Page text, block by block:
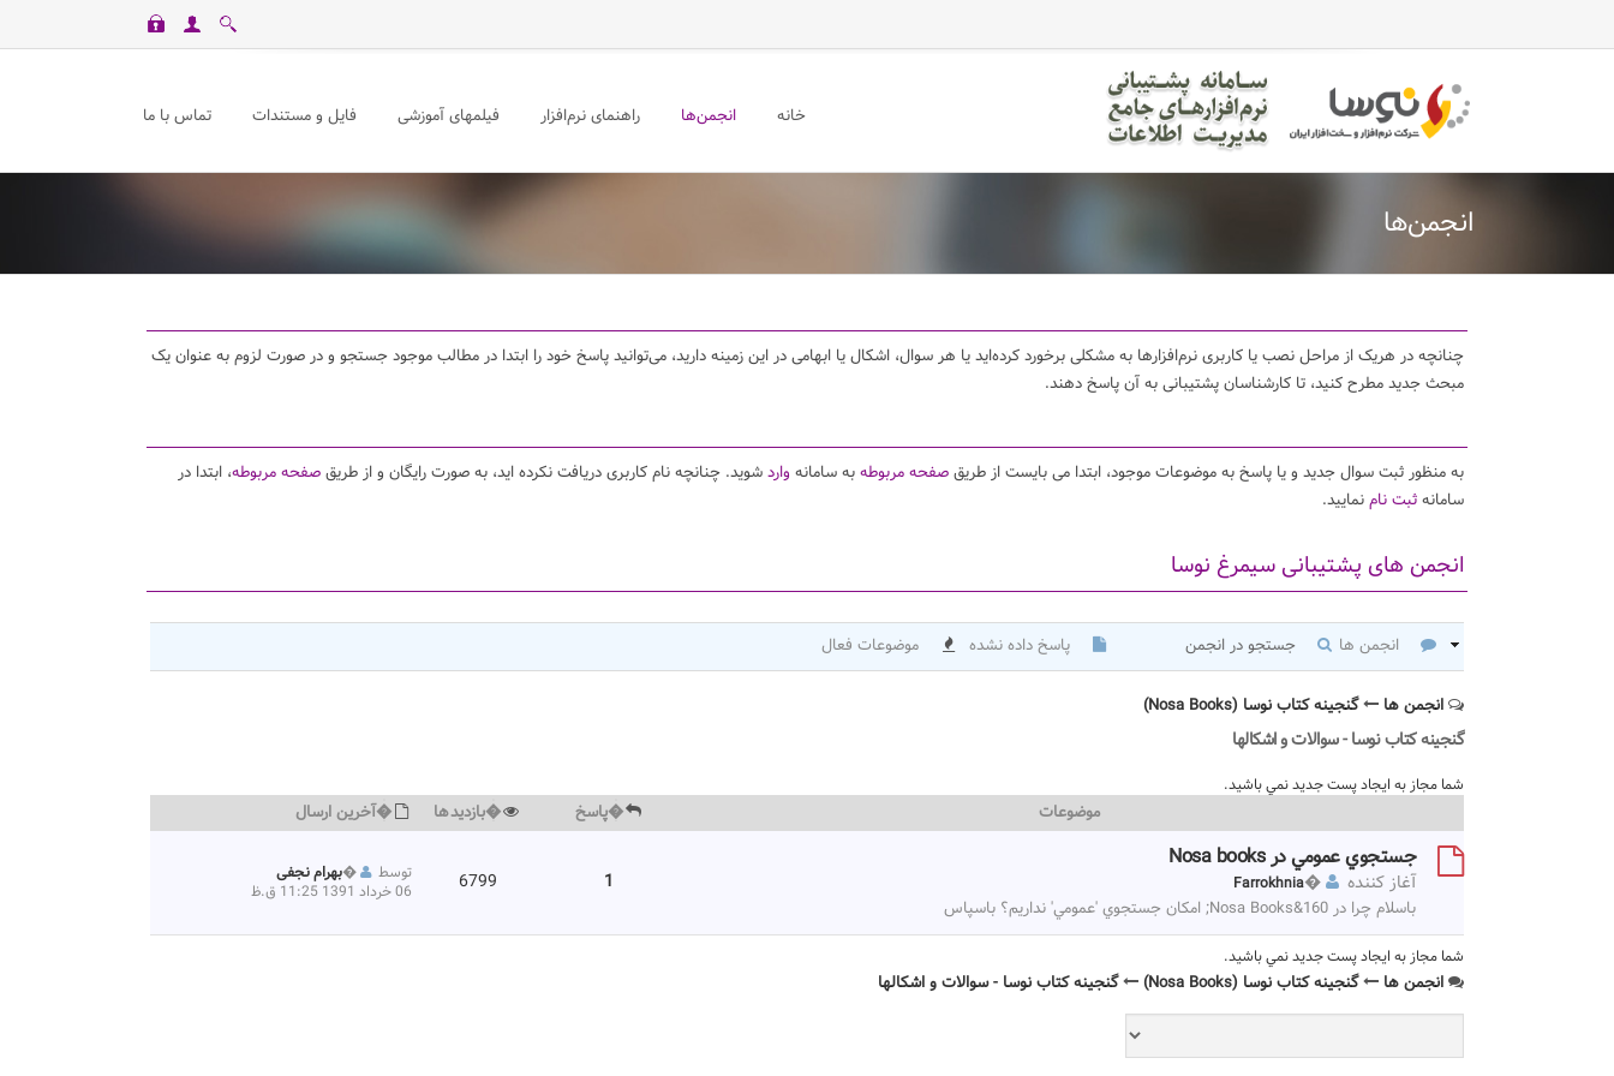
خانه انجمن‌ها راهنمای نرم‌افزار فیلمهای آموزشی فایل و مستندات تماس با ما
انجمن‌ها
چنانچه در هریک از مراحل نصب یا کاربری نرم‌افزارها به مشکلی برخورد کرده‌اید یا هر سوال، اشکال یا ابهامی در این زمینه دارید، می‌توانید پاسخ خود را ابتدا در مطالب موجود جستجو و در صورت لزوم به عنوان یک
مبحث جدید مطرح کنید، تا کارشناسان پشتیبانی به آن پاسخ دهند.
به منظور ثبت سوال جدید و یا پاسخ به موضوعات موجود، ابتدا می بایست از طریقصفحه مربوطهبه سامانه واردشوید. چنانچه نام کاربری دریافت نکرده اید، به صورت رایگان و از طریقصفحه مربوطه، ابتدا در
سامانهثبت نامنمایید.
انجمن های پشتیبانی سیمرغ نوسا
انجمن ها جستجو در انجمن پاسخ داده نشده موضوعات فعال
انجمن ها گنجینه کتاب نوسا (Nosa Books)
گنجینه کتاب نوسا - سوالات و اشکالها
شما مجاز به ايجاد پست جديد نمي باشيد.
موضوعات �پاسخ �بازديدها �آخرين ارسال
جستجوي عمومي در Nosa books
آغاز کننده �
Farrokhnia
باسلام چرا در Nosa Books&160; امكان جستجوي 'عمومي' نداريم؟ باسپاس
1
6799 توسط �بهرام نجفی
06 خرداد 1391 11:25 ق.ظ
شما مجاز به ايجاد پست جديد نمي باشيد.
انجمن ها گنجینه کتاب نوسا (Nosa Books) گنجینه کتاب نوسا - سوالات و اشکالها